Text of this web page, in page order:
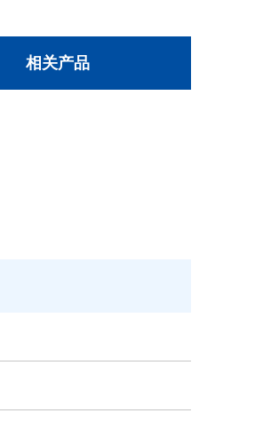
相关产品